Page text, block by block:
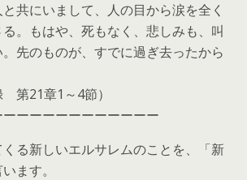
共にいまして、人の目から涙を全く
。もはや、死もなく、悲しみも、叫
先のものが、すでに過ぎ去ったから
第21章1～4節）
ーーーーーーーーーーー
る新しいエルサレムのことを、「新
ます。